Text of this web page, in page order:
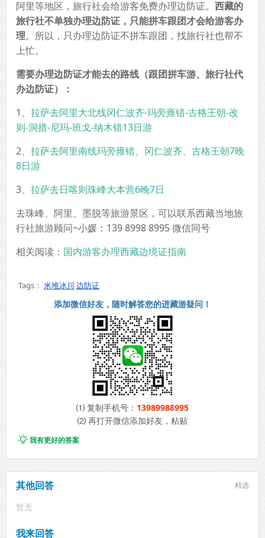
阿里等地区，旅行社会给游客免费办理边防证。 西藏的
旅行社不单独办理边防证，只能拼车跟团才会给游客办
理。所以，只办理边防证不拼车跟团，找旅行社也帮不
上忙。
需要办理边防证才能去的路线（跟团拼车游、旅行社代
办边防证）：
1、 拉萨去阿里大北线冈仁波齐-玛旁雍错-古格王朝-改
则-洞措-尼玛-班戈-纳木错13日游
2、 拉萨去阿里南线玛旁雍错、冈仁波齐、古格王朝7晚
8日游
3、 拉萨去日喀则珠峰大本营6晚7日
去珠峰、阿里、墨脱等旅游景区，可以联系西藏当地旅
行社旅游顾问~小媛：139 8998 8995 微信同号
相关阅读： 国内游客办理西藏边境证指南
Tags： 米堆冰川 边防证
添加微信好友，随时解答您的进藏游疑问！
⑴ 复制手机号： 13989988995
⑵ 再打开微信添加好友，粘贴
我有更好的答案
其他回答 精选
暂无
我来回答